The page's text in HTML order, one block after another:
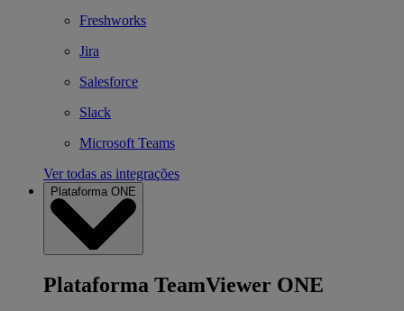
Freshworks
Jira
Salesforce
Slack
Microsoft Teams
Ver todas as integrações
Plataforma ONE
Plataforma TeamViewer ONE